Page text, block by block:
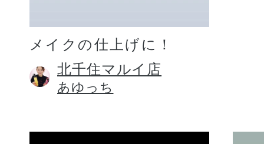
メイクの仕上げに！
北千住マルイ店
あゆっち